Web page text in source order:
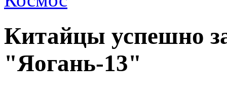
Китайцы успешно
"Яогань-13"